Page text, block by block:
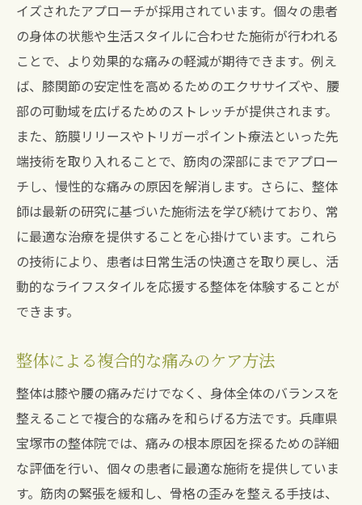
イズされたアプローチが採用されています。個々の患者
の身体の状態や生活スタイルに合わせた施術が行われる
ことで、より効果的な痛みの軽減が期待できます。例え
ば、膝関節の安定性を高めるためのエクササイズや、腰
部の可動域を広げるためのストレッチが提供されます。
また、筋膜リリースやトリガーポイント療法といった先
端技術を取り入れることで、筋肉の深部にまでアプロー
チし、慢性的な痛みの原因を解消します。さらに、整体
師は最新の研究に基づいた施術法を学び続けており、常
に最適な治療を提供することを心掛けています。これら
の技術により、患者は日常生活の快適さを取り戻し、活
動的なライフスタイルを応援する整体を体験することが
できます。
整体による複合的な痛みのケア方法
整体は膝や腰の痛みだけでなく、身体全体のバランスを
整えることで複合的な痛みを和らげる方法です。兵庫県
宝塚市の整体院では、痛みの根本原因を探るための詳細
な評価を行い、個々の患者に最適な施術を提供していま
す。筋肉の緊張を緩和し、骨格の歪みを整える手技は、